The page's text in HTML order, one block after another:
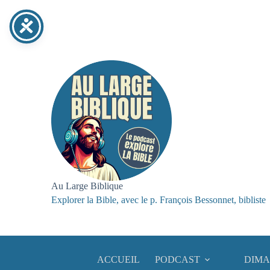
contenu
Au Large Biblique
Explorer la Bible, avec le p. François Bessonnet, bibliste
ACCUEIL PODCAST